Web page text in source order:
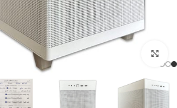
برای بزرگنمایی کلیک کنید